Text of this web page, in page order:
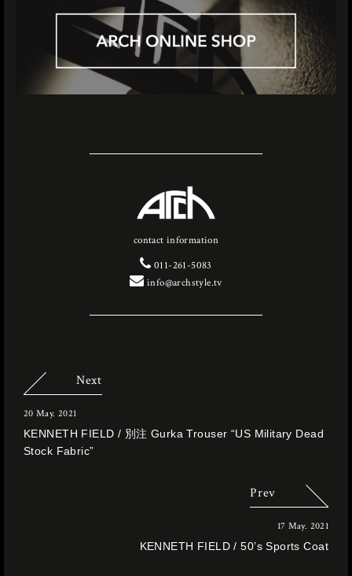
contact information
011-261-5083
info@archstyle.tv
Next
20 May. 2021
KENNETH FIELD / 別注 Gurka Trouser “US Military Dead
Stock Fabric”
Prev
17 May. 2021
KENNETH FIELD / 50’s Sports Coat